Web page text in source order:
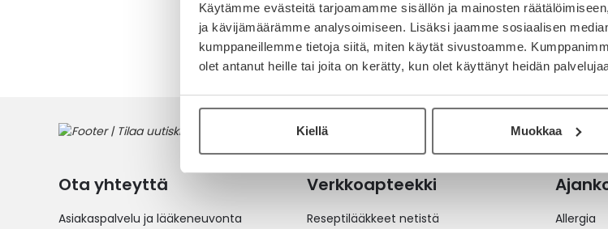
Käytämme evästeitä tarjoamamme sisällön ja mainosten
ja kävijämäärämme analysoimiseen. Lisäksi jaamme sosiaalisen
kumppaneillemme tietoja siitä, miten käytät sivustoamme.
olet antanut heille tai joita on kerätty, kun olet käyttänyt heidän
Kiellä Muokkaa
1 tuote
Ota yhteyttä
Asiakaspalvelu ja lääkeneuvonta
Verkkoapteekki
Reseptilääkkeet netistä
Allergia